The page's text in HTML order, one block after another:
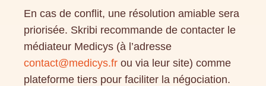
En cas de conflit, une résolution amiable sera
priorisée. Skribi recommande de contacter le
médiateur Medicys (à l’adresse
contact@medicys.fr ou via leur site) comme
plateforme tiers pour faciliter la négociation.